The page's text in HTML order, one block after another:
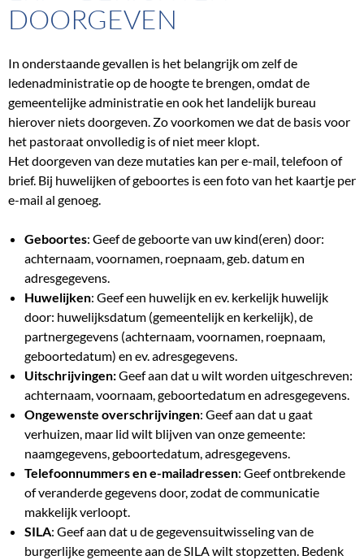
DOORGEVEN
In onderstaande gevallen is het belangrijk om zelf de
ledenadministratie op de hoogte te brengen, omdat de
gemeentelijke administratie en ook het landelijk bureau
hierover niets doorgeven. Zo voorkomen we dat de basis voor
het pastoraat onvolledig is of niet meer klopt.
Het doorgeven van deze mutaties kan per e-mail, telefoon of
brief. Bij huwelijken of geboortes is een foto van het kaartje per
e-mail al genoeg.
Geboortes: Geef de geboorte van uw kind(eren) door:
achternaam, voornamen, roepnaam, geb. datum en
adresgegevens.
Huwelijken: Geef een huwelijk en ev. kerkelijk huwelijk
door: huwelijksdatum (gemeentelijk en kerkelijk), de
partnergegevens (achternaam, voornamen, roepnaam,
geboortedatum) en ev. adresgegevens.
Uitschrijvingen:Geef aan dat u wilt worden uitgeschreven:
achternaam, voornaam, geboortedatum en adresgegevens.
Ongewenste overschrijvingen: Geef aan dat u gaat
verhuizen, maar lid wilt blijven van onze gemeente:
naamgegevens, geboortedatum, adresgegevens.
Telefoonnummers en e-mailadressen: Geef ontbrekende
of veranderde gegevens door, zodat de communicatie
makkelijk verloopt.
SILA: Geef aan dat u de gegevensuitwisseling van de
burgerlijke gemeente aan de SILA wilt stopzetten. Bedenk